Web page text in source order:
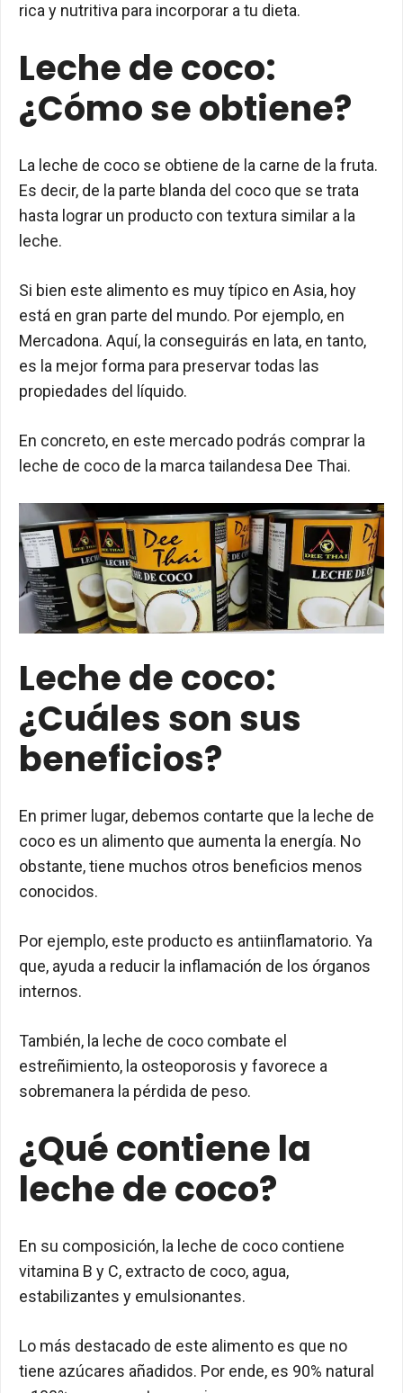
rica y nutritiva para incorporar a tu dieta.
Leche de coco:
¿Cómo se obtiene?
La leche de coco se obtiene de la carne de la fruta.
Es decir, de la parte blanda del coco que se trata
hasta lograr un producto con textura similar a la
leche.
Si bien este alimento es muy típico en Asia, hoy
está en gran parte del mundo. Por ejemplo, en
Mercadona. Aquí, la conseguirás en lata, en tanto,
es la mejor forma para preservar todas las
propiedades del líquido.
En concreto, en este mercado podrás comprar la
leche de coco de la marca tailandesa Dee Thai.
Leche de coco:
¿Cuáles son sus
beneficios?
En primer lugar, debemos contarte que la leche de
coco es un alimento que aumenta la energía. No
obstante, tiene muchos otros beneficios menos
conocidos.
Por ejemplo, este producto es antiinflamatorio. Ya
que, ayuda a reducir la inflamación de los órganos
internos.
También, la leche de coco combate el
estreñimiento, la osteoporosis y favorece a
sobremanera la pérdida de peso.
¿Qué contiene la
leche de coco?
En su composición, la leche de coco contiene
vitamina B y C, extracto de coco, agua,
estabilizantes y emulsionantes.
Lo más destacado de este alimento es que no
tiene azúcares añadidos. Por ende, es 90% natural